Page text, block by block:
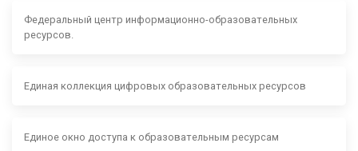
Федеральный центр информационно-образовательных
ресурсов.
Единая коллекция цифровых образовательных ресурсов
Единое окно доступа к образовательным ресурсам